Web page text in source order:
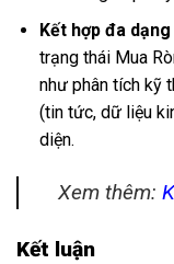
Kết hợp đa
trạng thái Mua
như phân tích kỹ
(tin tức, dữ liệu
diện.
Xem thêm:
Kết luận